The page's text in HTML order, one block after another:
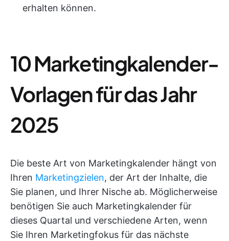
erhalten können.
10 Marketingkalender-
Vorlagen für das Jahr
2025
Die beste Art von Marketingkalender hängt von
Ihren Marketingzielen, der Art der Inhalte, die
Sie planen, und Ihrer Nische ab. Möglicherweise
benötigen Sie auch Marketingkalender für
dieses Quartal und verschiedene Arten, wenn
Sie Ihren Marketingfokus für das nächste